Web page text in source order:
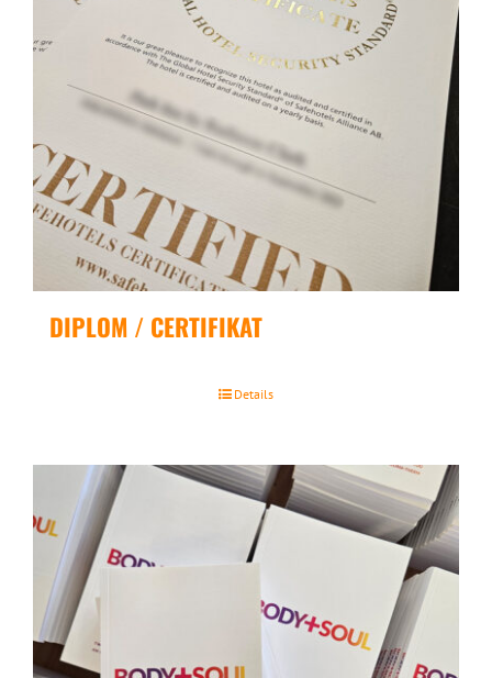
DIPLOM / CERTIFIKAT
Details